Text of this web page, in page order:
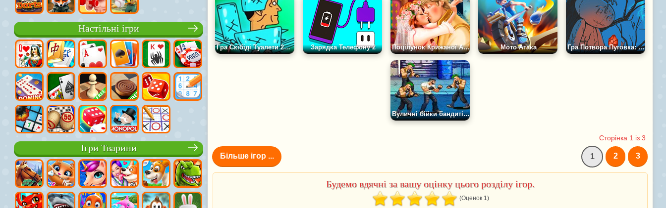
Настільні ігри
Ігри Тварини
Гра Скібіді Туалети 2D: Битва Зарядка Телефону 2 Поцілунок Крижаної Анни Мото Атака Гра Потвора Пуговка: Знайди Вихід
Вуличні бійки бандитів 2Д
Сторінка 1 із 3
Більше ігор ... 1 2 3
Будемо вдячні за вашу оцінку цього розділу ігор.
(Оценок 1)